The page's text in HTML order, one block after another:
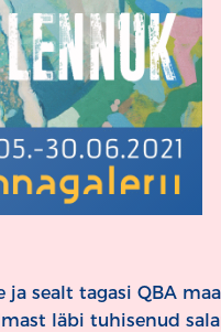
sealt tagasi QBA
läbi tuhisenud